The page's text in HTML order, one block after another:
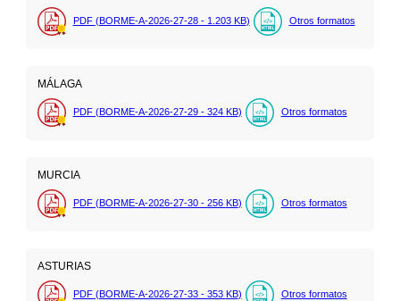
PDF (BORME-A-2026-27-28 - 1.203 KB) Otros formatos
MÁLAGA
PDF (BORME-A-2026-27-29 - 324 KB) Otros formatos
MURCIA
PDF (BORME-A-2026-27-30 - 256 KB) Otros formatos
ASTURIAS
PDF (BORME-A-2026-27-33 - 353 KB) Otros formatos